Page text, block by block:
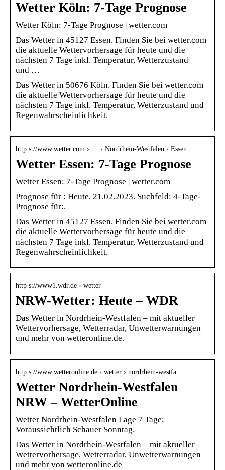
Wetter Köln: 7-Tage Prognose
Wetter Köln: 7-Tage Prognose | wetter.com
Das Wetter in 45127 Essen. Finden Sie bei wetter.com
die aktuelle Wettervorhersage für heute und die
nächsten 7 Tage inkl. Temperatur, Wetterzustand
und …
Das Wetter in 50676 Köln. Finden Sie bei wetter.com
die aktuelle Wettervorhersage für heute und die
nächsten 7 Tage inkl. Temperatur, Wetterzustand und
Regenwahrscheinlichkeit.
http s://www.wetter.com › … › Nordrhein-Westfalen › Essen
Wetter Essen: 7-Tage Prognose
Wetter Essen: 7-Tage Prognose | wetter.com
Prognose für : Heute, 21.02.2023. Suchfeld: 4-Tage-
Prognose für:.
Das Wetter in 45127 Essen. Finden Sie bei wetter.com
die aktuelle Wettervorhersage für heute und die
nächsten 7 Tage inkl. Temperatur, Wetterzustand und
Regenwahrscheinlichkeit.
http s://www1.wdr.de › wetter
NRW-Wetter: Heute – WDR
Das Wetter in Nordrhein-Westfalen – mit aktueller
Wettervorhersage, Wetterradar, Unwetterwarnungen
und mehr von wetteronline.de.
http s://www.wetteronline.de › wetter › nordrhein-westfa…
Wetter Nordrhein-Westfalen
NRW – WetterOnline
Wetter Nordrhein-Westfalen Lage 7 Tage;
Voraussichtlich Schauer Sonntag.
Das Wetter in Nordrhein-Westfalen – mit aktueller
Wettervorhersage, Wetterradar, Unwetterwarnungen
und mehr von wetteronline.de